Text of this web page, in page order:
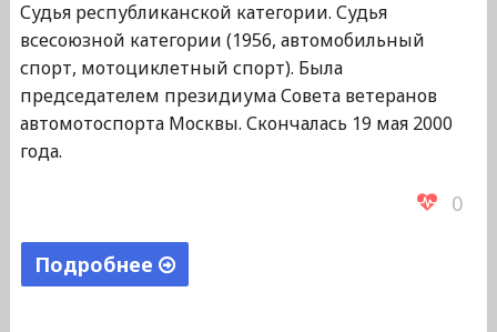
Судья республиканской категории. Судья
всесоюзной категории (1956, автомобильный
спорт, мотоциклетный спорт). Была
председателем президиума Совета ветеранов
автомотоспорта Москвы. Скончалась 19 мая 2000
года.
0
Подробнее